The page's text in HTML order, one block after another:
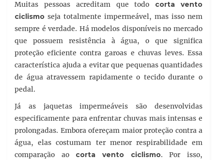
Muitas pessoas acreditam que todo corta vento
ciclismo seja totalmente impermeável, mas isso nem
sempre é verdade. Há modelos disponíveis no mercado
que possuem resistência à água, o que significa
proteção eficiente contra garoas e chuvas leves. Essa
característica ajuda a evitar que pequenas quantidades
de água atravessem rapidamente o tecido durante o
pedal.
Já as jaquetas impermeáveis são desenvolvidas
especificamente para enfrentar chuvas mais intensas e
prolongadas. Embora ofereçam maior proteção contra a
água, elas costumam ter menor respirabilidade em
comparação ao corta vento ciclismo. Por isso,